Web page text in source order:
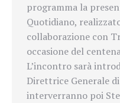
programma la
Quotidiano,
collaborazione con
occasione del
L’incontro sarà
Direttrice Generale
interverranno poi